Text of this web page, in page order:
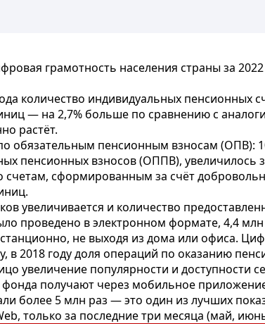
грамотность населения страны за 2022
количество индивидуальных
— на 2,7% больше по сравнению с
растёт.
обязательным пенсионным взносам (ОПВ):
пенсионных взносов (ОППВ), увеличилось
сформированным за счёт
увеличивается и количество
проведено в электронном формате, 4,4
не выходя из дома или офиса.
в 2018 году доля операций по оказанию
увеличение популярности и доступности
фонда получают через мобильное
более 5 млн раз — это один из лучших
только за последние три месяца (май,